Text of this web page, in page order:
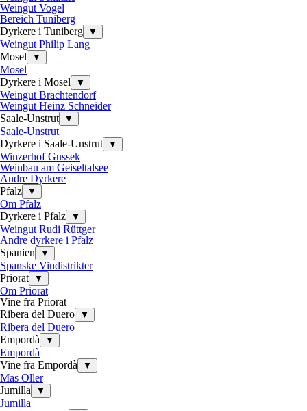
Weingut Vogel
Bereich Tuniberg
Dyrkere i Tuniberg
▼
Weingut Philip Lang
Mosel
▼
Mosel
Dyrkere i Mosel
▼
Weingut Brachtendorf
Weingut Heinz Schneider
Saale-Unstrut
▼
Saale-Unstrut
Dyrkere i Saale-Unstrut
▼
Winzerhof Gussek
Weinbau am Geiseltalsee
Andre Dyrkere
Pfalz
▼
Om Pfalz
Dyrkere i Pfalz
▼
Weingut Rudi Rüttger
Andre dyrkere i Pfalz
Spanien
▼
Spanske Vindistrikter
Priorat
▼
Om Priorat
Vine fra Priorat
Ribera del Duero
▼
Ribera del Duero
Empordà
▼
Empordà
Vine fra Empordà
▼
Mas Oller
Jumilla
▼
Jumilla